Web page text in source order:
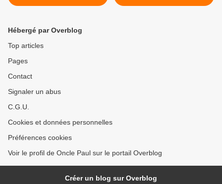
Hébergé par Overblog
Top articles
Pages
Contact
Signaler un abus
C.G.U.
Cookies et données personnelles
Préférences cookies
Voir le profil de Oncle Paul sur le portail Overblog
Créer un blog sur Overblog